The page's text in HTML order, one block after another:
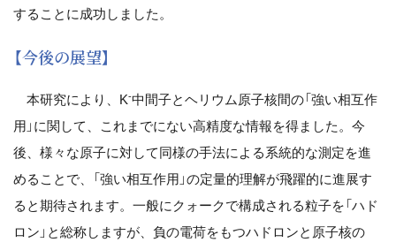
することに成功しました。
【今後の展望】
本研究により、K-中間子とヘリウム原子核間の「強い相互作
用」に関して、これまでにない高精度な情報を得ました。今
後、様々な原子に対して同様の手法による系統的な測定を進
めることで、「強い相互作用」の定量的理解が飛躍的に進展す
ると期待されます。一般にクォークで構成される粒子を「ハド
ロン」と総称しますが、負の電荷をもつハドロンと原子核の